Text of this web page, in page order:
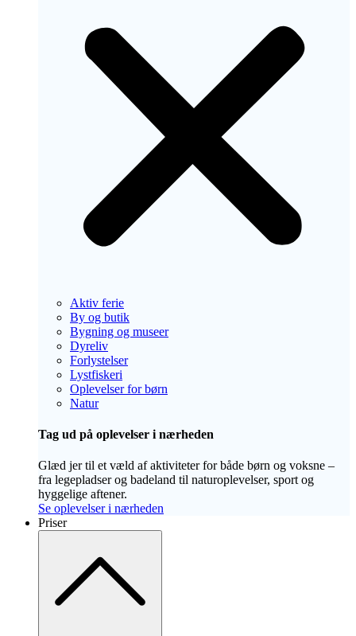
Aktiv ferie
By og butik
Bygning og museer
Dyreliv
Forlystelser
Lystfiskeri
Oplevelser for børn
Natur
Tag ud på oplevelser i nærheden
Glæd jer til et væld af aktiviteter for både børn og voksne –
fra legepladser og badeland til naturoplevelser, sport og
hyggelige aftener.
Se oplevelser i nærheden
Priser